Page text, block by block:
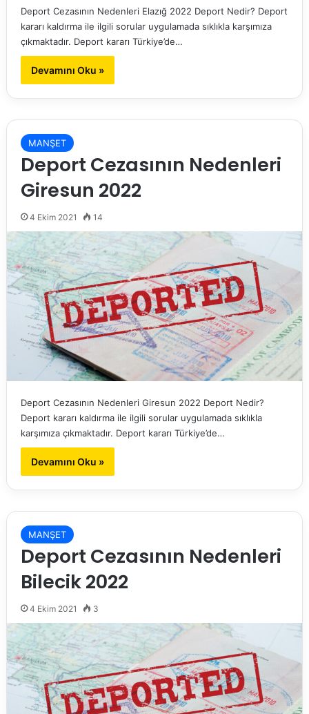
Deport Cezasının Nedenleri Elazığ 2022 Deport Nedir? Deport
kararı kaldırma ile ilgili sorular uygulamada sıklıkla karşımıza
çıkmaktadır. Deport kararı Türkiye’de…
Devamını Oku »
MANŞET
Deport Cezasının Nedenleri
Giresun 2022
4 Ekim 2021 14
Deport Cezasının Nedenleri Giresun 2022 Deport Nedir?
Deport kararı kaldırma ile ilgili sorular uygulamada sıklıkla
karşımıza çıkmaktadır. Deport kararı Türkiye’de…
Devamını Oku »
MANŞET
Deport Cezasının Nedenleri
Bilecik 2022
4 Ekim 2021 3